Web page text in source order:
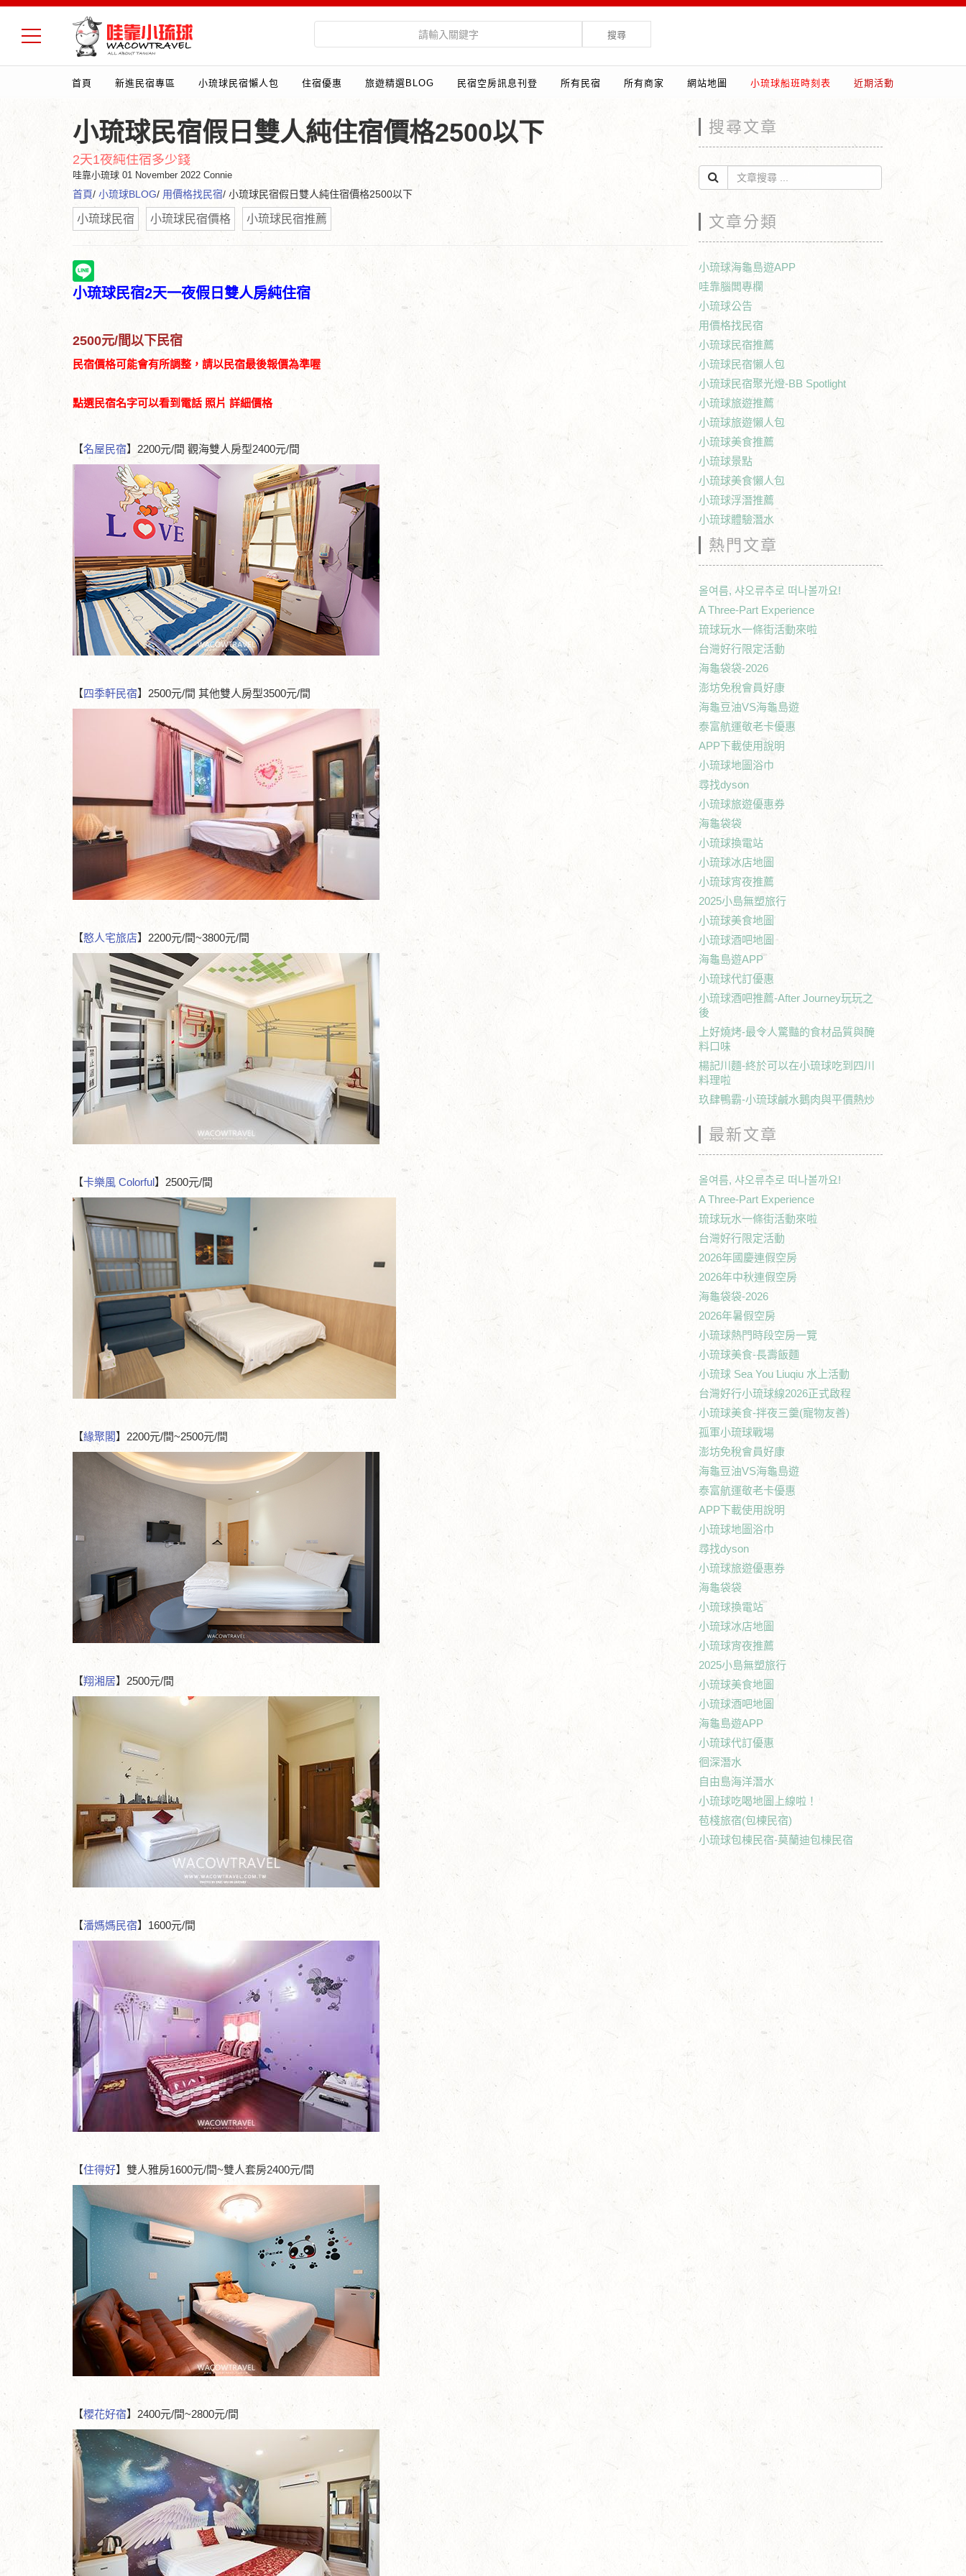
搜尋
首頁 新進民宿專區 小琉球民宿懶人包 住宿優惠 旅遊精選BLOG 民宿空房訊息刊登 所有民宿 所有商家 網站地圖 小琉球船班時刻表 近期活動
小琉球民宿假日雙人純住宿價格2500以下
2天1夜純住宿多少錢
哇靠小琉球 01 November 2022 Connie
首頁/小琉球BLOG/ 用價格找民宿/ 小琉球民宿假日雙人純住宿價格2500以下
小琉球民宿 小琉球民宿價格 小琉球民宿推薦
小琉球民宿2天一夜假日雙人房純住宿
2500元/間以下民宿
民宿價格可能會有所調整，請以民宿最後報價為準喔
點選民宿名字可以看到電話 照片 詳細價格
【名屋民宿】2200元/間 觀海雙人房型2400元/間
【四季軒民宿】2500元/間 其他雙人房型3500元/間
【憨人宅旅店】2200元/間~3800元/間
【卡樂風 Colorful】2500元/間
【緣聚閣】2200元/間~2500元/間
【翔湘居】2500元/間
【潘媽媽民宿】1600元/間
【住得好】雙人雅房1600元/間~雙人套房2400元/間
【櫻花好宿】2400元/間~2800元/間
搜尋文章
文章分類
小琉球海龜島遊APP
哇靠腦闆專欄
小琉球公告
用價格找民宿
小琉球民宿推薦
小琉球民宿懶人包
小琉球民宿聚光燈-BB Spotlight
小琉球旅遊推薦
小琉球旅遊懶人包
小琉球美食推薦
小琉球景點
小琉球美食懶人包
小琉球浮潛推薦
小琉球體驗潛水
熱門文章
올여름, 샤오류추로 떠나볼까요!
A Three-Part Experience
琉球玩水一條街活動來啦
台灣好行限定活動
海龜袋袋-2026
澎坊免稅會員好康
海龜豆油VS海龜島遊
泰富航運敬老卡優惠
APP下載使用說明
小琉球地圖浴巾
尋找dyson
小琉球旅遊優惠券
海龜袋袋
小琉球換電站
小琉球冰店地圖
小琉球宵夜推薦
2025小島無塑旅行
小琉球美食地圖
小琉球酒吧地圖
海龜島遊APP
小琉球代訂優惠
小琉球酒吧推薦-After Journey玩玩之
後
上好燒烤-最令人驚豔的食材品質與醃
料口味
楊記川麵-終於可以在小琉球吃到四川
料理啦
玖肆鴨霸-小琉球鹹水鵝肉與平價熱炒
最新文章
올여름, 샤오류추로 떠나볼까요!
A Three-Part Experience
琉球玩水一條街活動來啦
台灣好行限定活動
2026年國慶連假空房
2026年中秋連假空房
海龜袋袋-2026
2026年暑假空房
小琉球熱門時段空房一覽
小琉球美食-長壽飯麵
小琉球 Sea You Liuqiu 水上活動
台灣好行小琉球線2026正式啟程
小琉球美食-拌夜三羹(寵物友善)
孤軍小琉球戰場
澎坊免稅會員好康
海龜豆油VS海龜島遊
泰富航運敬老卡優惠
APP下載使用說明
小琉球地圖浴巾
尋找dyson
小琉球旅遊優惠券
海龜袋袋
小琉球換電站
小琉球冰店地圖
小琉球宵夜推薦
2025小島無塑旅行
小琉球美食地圖
小琉球酒吧地圖
海龜島遊APP
小琉球代訂優惠
徊深潛水
自由島海洋潛水
小琉球吃喝地圖上線啦！
苞棧旅宿(包棟民宿)
小琉球包棟民宿-莫蘭迪包棟民宿